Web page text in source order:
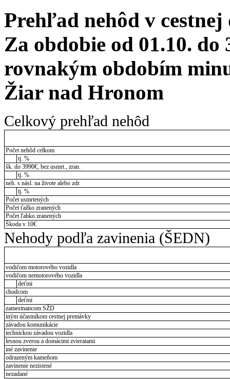
Prehľad nehôd v cestnej
Za obdobie od 01.10. do
rovnakým obdobím
Žiar nad Hronom
Celkový prehľad nehôd
Počet nehôd celkom
tj. %
šk. do 3990€, bez usmrt., zran.
tj. %
neh. s násl. na živote alebo zdr.
tj. %
Počet usmrtených
Počet ťažko zranených
Počet ľahko zranených
Škoda v 10€
Nehody podľa zavinenia (ŠEDN)
vodičom motorového vozidla
vodičom nemotorového vozidla
deťmi
chodcom
deťmi
zamestnancom SŽD
iným účastníkom cestnej premávky
závadou komunikácie
technickou závadou vozidla
lesnou zverou a domácimi zvieratami
iné zavinenie
odrazeným kameňom
zavinenie nezistené
nezadané